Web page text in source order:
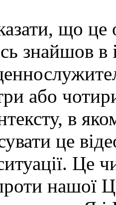
що
знайшов в
або
в
це
Це
нашої